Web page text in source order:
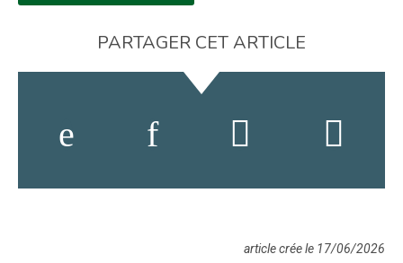
PARTAGER CET ARTICLE
article crée le 17/06/2026